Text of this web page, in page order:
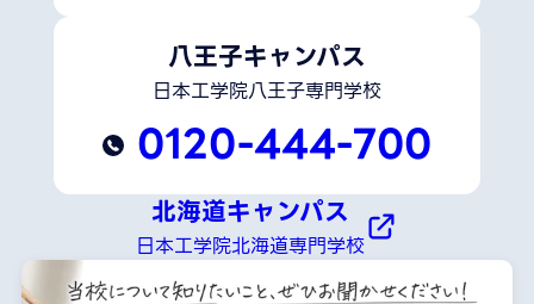
八王子キャンパス
日本工学院八王子専門学校
0120-444-700
北海道キャンパス
日本工学院北海道専門学校